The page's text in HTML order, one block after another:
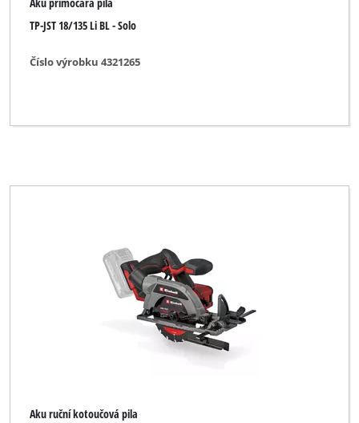
TP-JST 18/135 Li BL - Solo
Číslo výrobku 4321265
Aku ruční kotoučová pila